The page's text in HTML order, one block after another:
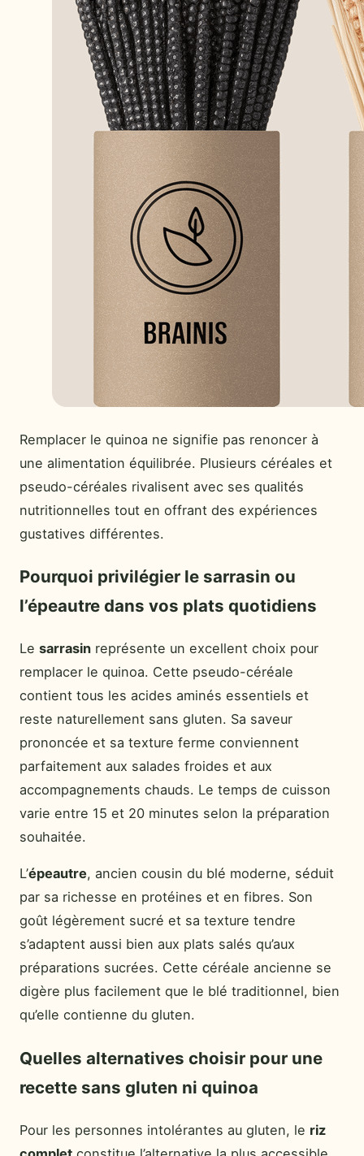
Remplacer le quinoa ne signifie pas renoncer à
une alimentation équilibrée. Plusieurs céréales et
pseudo-céréales rivalisent avec ses qualités
nutritionnelles tout en offrant des expériences
gustatives différentes.
Pourquoi privilégier le sarrasin ou
l’épeautre dans vos plats quotidiens
Le sarrasin représente un excellent choix pour
remplacer le quinoa. Cette pseudo-céréale
contient tous les acides aminés essentiels et
reste naturellement sans gluten. Sa saveur
prononcée et sa texture ferme conviennent
parfaitement aux salades froides et aux
accompagnements chauds. Le temps de cuisson
varie entre 15 et 20 minutes selon la préparation
souhaitée.
L’épeautre, ancien cousin du blé moderne, séduit
par sa richesse en protéines et en fibres. Son
goût légèrement sucré et sa texture tendre
s’adaptent aussi bien aux plats salés qu’aux
préparations sucrées. Cette céréale ancienne se
digère plus facilement que le blé traditionnel, bien
qu’elle contienne du gluten.
Quelles alternatives choisir pour une
recette sans gluten ni quinoa
Pour les personnes intolérantes au gluten, le riz